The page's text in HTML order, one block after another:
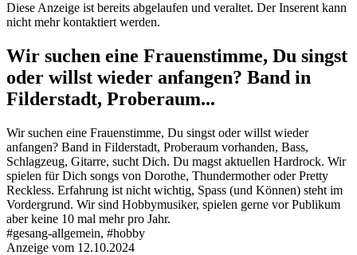
Diese Anzeige ist bereits abgelaufen und veraltet. Der Inserent kann
nicht mehr kontaktiert werden.
Wir suchen eine Frauenstimme, Du singst
oder willst wieder anfangen? Band in
Filderstadt, Proberaum...
Wir suchen eine Frauenstimme, Du singst oder willst wieder
anfangen? Band in Filderstadt, Proberaum vorhanden, Bass,
Schlagzeug, Gitarre, sucht Dich. Du magst aktuellen Hardrock. Wir
spielen für Dich songs von Dorothe, Thundermother oder Pretty
Reckless. Erfahrung ist nicht wichtig, Spass (und Können) steht im
Vordergrund. Wir sind Hobbymusiker, spielen gerne vor Publikum
aber keine 10 mal mehr pro Jahr.
#gesang-allgemein, #hobby
Anzeige vom 12.10.2024